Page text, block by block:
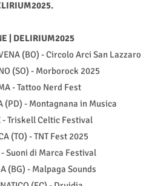
| DELIRIUM2025
(BO) - Circolo Arci San Lazzaro
(SO) - Morborock 2025
- Tattoo Nerd Fest
(PD) - Montagnana in Musica
- Triskell Celtic Festival
(TO) - TNT Fest 2025
- Suoni di Marca Festival
(BG) - Malpaga Sounds